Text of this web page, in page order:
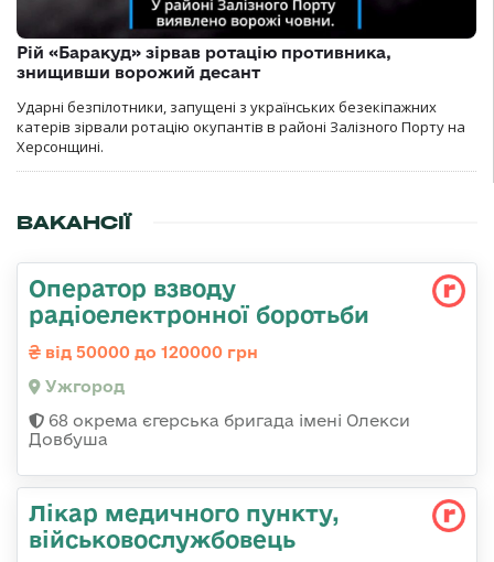
Рій «Баракуд» зірвав ротацію противника,
знищивши ворожий десант
Ударні безпілотники, запущені з українських безекіпажних
катерів зірвали ротацію окупантів в районі Залізного Порту на
Херсонщині.
ВАКАНСІЇ
Оператор взводу
радіоелектронної боротьби
від 50000 до 120000 грн
Ужгород
68 окрема єгерська бригада імені Олекси
Довбуша
Лікар медичного пункту,
військовослужбовець